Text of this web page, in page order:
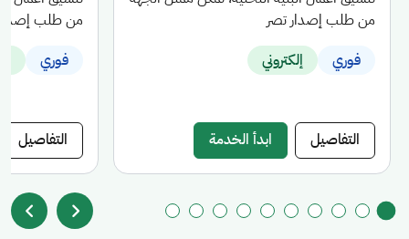
من طلب إصدار تصر
فوري
إلكتروني
التفاصيل ابدأ الخدمة
من طلب
فوري
التفاصيل